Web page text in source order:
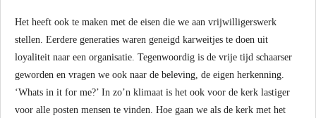
Het heeft ook te maken met de eisen die we aan vrijwilligerswerk
stellen. Eerdere generaties waren geneigd karweitjes te doen uit
loyaliteit naar een organisatie. Tegenwoordig is de vrije tijd schaarser
geworden en vragen we ook naar de beleving, de eigen herkenning.
‘Whats in it for me?’ In zo’n klimaat is het ook voor de kerk lastiger
voor alle posten mensen te vinden. Hoe gaan we als de kerk met het